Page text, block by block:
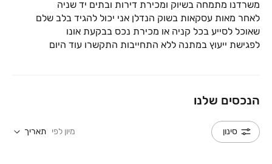
לאחר מאות עסקאות בשוק הנדלן אני יכול להגיד בלב שלם
לפגישת ייעוץ במתנה ללא התחייבות התקשרו עוד היום
הנכסים שלנו
סינון מיון לפי תאריך